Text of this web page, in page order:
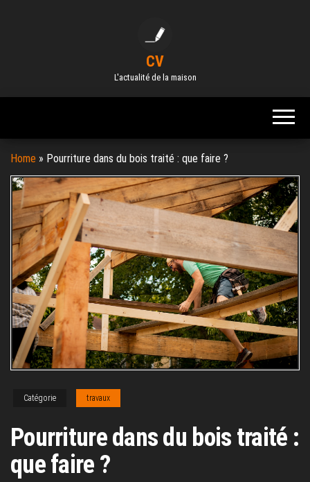
CV
L'actualité de la maison
Home » Pourriture dans du bois traité : que faire ?
Catégorie travaux
Pourriture dans du bois traité :
que faire ?